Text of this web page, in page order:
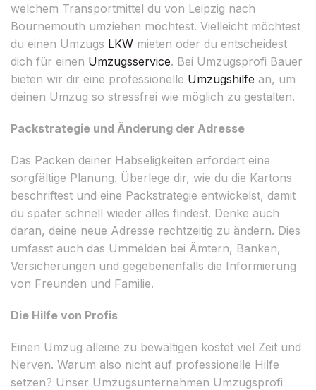
welchem Transportmittel du von Leipzig nach
Bournemouth umziehen möchtest. Vielleicht möchtest
du einen Umzugs LKW mieten oder du entscheidest
dich für einen Umzugsservice. Bei Umzugsprofi Bauer
bieten wir dir eine professionelle Umzugshilfe an, um
deinen Umzug so stressfrei wie möglich zu gestalten.
Packstrategie und Änderung der Adresse
Das Packen deiner Habseligkeiten erfordert eine
sorgfältige Planung. Überlege dir, wie du die Kartons
beschriftest und eine Packstrategie entwickelst, damit
du später schnell wieder alles findest. Denke auch
daran, deine neue Adresse rechtzeitig zu ändern. Dies
umfasst auch das Ummelden bei Ämtern, Banken,
Versicherungen und gegebenenfalls die Informierung
von Freunden und Familie.
Die Hilfe von Profis
Einen Umzug alleine zu bewältigen kostet viel Zeit und
Nerven. Warum also nicht auf professionelle Hilfe
setzen? Unser Umzugsunternehmen Umzugsprofi